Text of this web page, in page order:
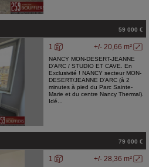
59 000 €
+/- 20,66 m²
1
NANCY MON-DESERT-JEANNE
D'ARC / STUDIO ET CAVE. En
Exclusivité ! NANCY secteur MON-
DESERT/JEANNE D'ARC (à 2
minutes à pied du Parc Sainte-
Marie et du centre Nancy Thermal).
Idé...
79 000 €
+/- 28,36 m²
1